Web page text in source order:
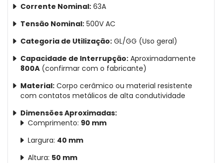
Corrente Nominal: 63A
Tensão Nominal: 500V AC
Categoria de Utilização: GL/GG (Uso geral)
Capacidade de Interrupção: Aproximadamente
800A (confirmar com o fabricante)
Material: Corpo cerâmico ou material resistente
com contatos metálicos de alta condutividade
Dimensões Aproximadas:
Comprimento: 90 mm
Largura: 40 mm
Altura: 50 mm